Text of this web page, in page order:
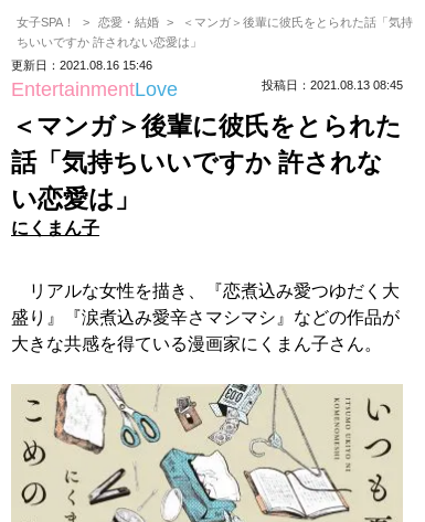
女子SPA！ 恋愛・結婚
＜マンガ＞後輩に彼氏をとられた話「気持
ちいいですか 許されない恋愛は」
更新日：2021.08.16 15:46
EntertainmentLove 投稿日：2021.08.13 08:45
＜マンガ＞後輩に彼氏をとられた
話「気持ちいいですか 許されな
い恋愛は」
にくまん子
リアルな女性を描き、『恋煮込み愛つゆだく大
盛り』『涙煮込み愛辛さマシマシ』などの作品が
大きな共感を得ている漫画家にくまん子さん。